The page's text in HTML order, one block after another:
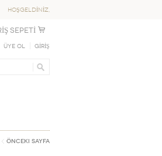
HOŞGELDİNİZ,
SEPETİ
Üye Ol GİRİŞ
Önceki Sayfa